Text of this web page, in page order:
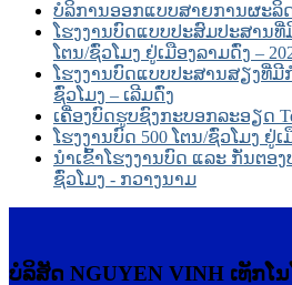
ບໍລິການອອກແບບສາຍການຜະລິ
ໂຮງງານບົດແບບປະສົມປະສານທີ່
ໂຕນ/ຊົ່ວໂມງ ຢູ່ເມືອງລາມດົ່ງ –
ໂຮງງານບົດແບບປະສານສຽງທີ່ມີ
ຊົ່ວໂມງ – ເລີມດົ່ງ
ເຄື່ອງບົດຮູບຊົງກະບອກລະອຽດ
ໂຮງງານບົດ 500 ໂຕນ/ຊົ່ວໂມງ ຢູ່
ນຳເຂົ້າໂຮງງານບົດ ແລະ ກັ່ນຕອ
ຊົ່ວໂມງ - ກວາງນາມ
ບໍລິສັດ NGUYEN VINH ເທັກໂ